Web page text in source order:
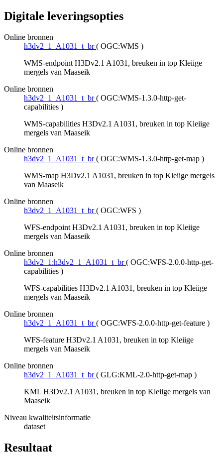
Digitale leveringsopties
Online bronnen
h3dv2_1_A1031_t_br ( OGC:WMS )
WMS-endpoint H3Dv2.1 A1031, breuken in top Kleiige
mergels van Maaseik
Online bronnen
h3dv2_1_A1031_t_br ( OGC:WMS-1.3.0-http-get-
capabilities )
WMS-capabilities H3Dv2.1 A1031, breuken in top Kleiige
mergels van Maaseik
Online bronnen
h3dv2_1_A1031_t_br ( OGC:WMS-1.3.0-http-get-map )
WMS-map H3Dv2.1 A1031, breuken in top Kleiige mergels
van Maaseik
Online bronnen
h3dv2_1_A1031_t_br ( OGC:WFS )
WFS-endpoint H3Dv2.1 A1031, breuken in top Kleiige
mergels van Maaseik
Online bronnen
h3dv2_1:h3dv2_1_A1031_t_br ( OGC:WFS-2.0.0-http-get-
capabilities )
WFS-capabilities H3Dv2.1 A1031, breuken in top Kleiige
mergels van Maaseik
Online bronnen
h3dv2_1_A1031_t_br ( OGC:WFS-2.0.0-http-get-feature )
WFS-feature H3Dv2.1 A1031, breuken in top Kleiige
mergels van Maaseik
Online bronnen
h3dv2_1_A1031_t_br ( GLG:KML-2.0-http-get-map )
KML H3Dv2.1 A1031, breuken in top Kleiige mergels van
Maaseik
Niveau kwaliteitsinformatie
dataset
Resultaat